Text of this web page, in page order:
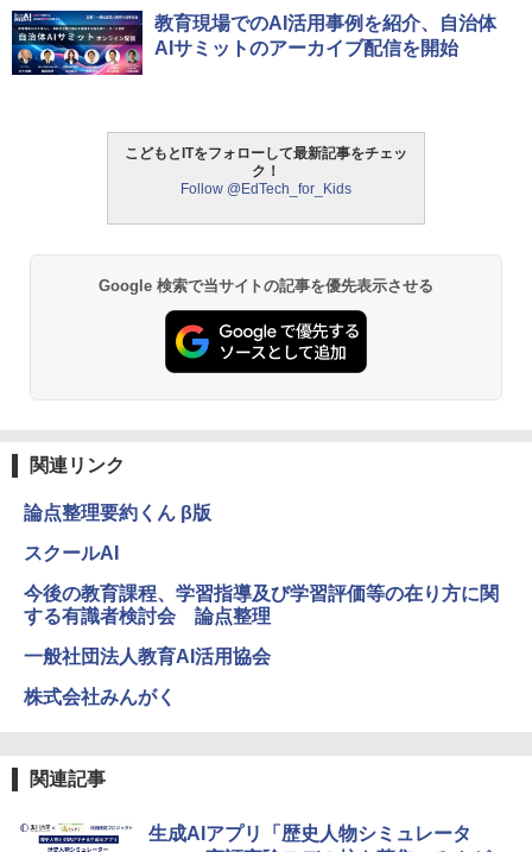
1
パイロット スイスイおえかき for Study
何回も書ける! れんしゅうボード ひらが
な・カタカナ・すうじ・ABC 3歳以上 知
地図パズル 日本の世界遺産すごろく付き
33
￥4,046
￥2,127
4
Joyreal モンテッソーリ ビジーボード 知
育玩具 1 2 3歳誕生日プレゼント男の子
女の子 知育玩具 LED おもちゃ 指先知育
早期開発 (スタンダード・エディション)
5
対象年齢6歳から 数千点のキッズコンテ
ンツが1年間使い放題
1
タッチペンで音が聞ける!はじめてずかん
1000 英語つき ([バラエティ])
中学英語をもう一度ひとつひとつわかり
やすく。改訂版
仮面ライダー 改造人間 限定ケース版
4
つかめ！理科ダマン 12 最強ロボット決
1
ThinkFun ボードゲーム 「サーキット・
メイズ」 配線回路をプログラミングする
日本語説明書付 8歳~ 76341 誕生日 クリ
￥1,980
物理実験モデル楽器電磁気教材を教える
Galtonplatteの物理的な機器
ホリデープロジェクト、ギフトイベン
ト、誕生日の楽しみ、イースターディス
カバリーを備えたインタラクティブサイ
エンスツール
5
￥4,758
教育現場でのAI活用事例を紹介、自治体
AIサミットのアーカイブ配信を開始
こどもとITをフォローして最新記事をチェッ
ク！
Follow @EdTech_for_Kids
Google 検索で当サイトの記事を優先表示させる
関連リンク
論点整理要約くん β版
スクールAI
今後の教育課程、学習指導及び学習評価等の在り方に関
する有識者検討会 論点整理
一般社団法人教育AI活用協会
株式会社みんがく
関連記事
生成AIアプリ「歴史人物シミュレータ